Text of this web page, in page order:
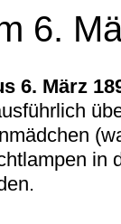
6.
6. März
in